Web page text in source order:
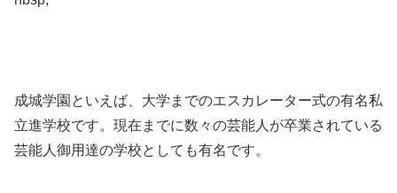
成城学園といえば、大学までのエスカレーター式の有名私
立進学校です。現在までに数々の芸能人が卒業されている
芸能人御用達の学校としても有名です。